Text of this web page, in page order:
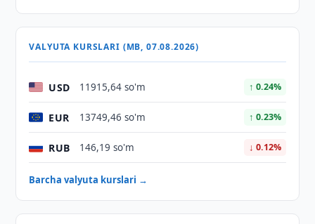
VALYUTA KURSLARI (MB, 07.08.2026)
USD 11915,64 so'm ↑ 0.24%
EUR 13749,46 so'm ↑ 0.23%
RUB 146,19 so'm ↓ 0.12%
Barcha valyuta kurslari →